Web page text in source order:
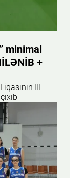
minimal
+
III